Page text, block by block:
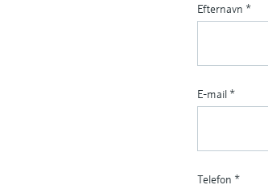
Efternavn *
E-mail *
Telefon *